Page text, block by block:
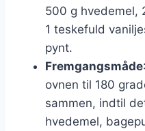
500 g hvedemel,
1 teskefuld
pynt.
Fremgangsmåde
ovnen til 180
sammen, indtil
hvedemel,